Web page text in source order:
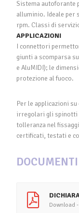
Sistema autoforante
alluminio. Ideale per
rpm. Classi di
APPLICAZIONI
I connettori
giunti a scomparsa
e AluMIDI); le
protezione al fuoco.
Per le applicazioni
irregolari gli spinotti
tolleranza nel
certificati, testati e
DOCUMENTI
Download -